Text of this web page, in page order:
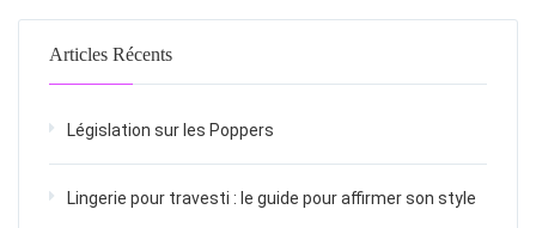
Articles Récents
Législation sur les Poppers
Lingerie pour travesti : le guide pour affirmer son style